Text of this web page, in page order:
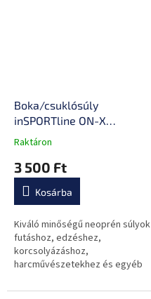
Boka/csuklósúly
inSPORTline ON-X
Neoprener 2x0,5 kg
A
átlagos
értékelése
0,0
csillag.
Raktáron
3 500 Ft
Kosárba
Kiváló minőségű neoprén súlyok
futáshoz, edzéshez,
korcsolyázáshoz,
harcművészetekhez és egyéb
erő és az állóképesség